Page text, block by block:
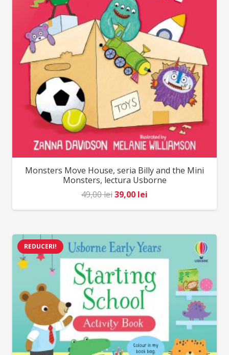
Monsters Move House, seria Billy and the Mini
Monsters, lectura Usborne
49,00leiPrețul
inițial
fost:
49,00 lei.
39,00 lei
curent
39,00 lei.
REDUCERI!